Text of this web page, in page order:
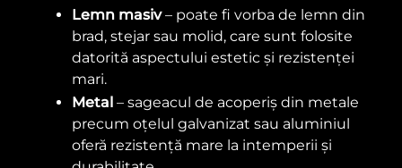
Lemn masiv– poate fi vorba de lemn din
brad, stejar sau molid, care sunt folosite
datorită aspectului estetic și rezistenței
mari.
Metal – sageacul de acoperiș din metale
precum oțelul galvanizat sau aluminiul
oferă rezistență mare la intemperii și